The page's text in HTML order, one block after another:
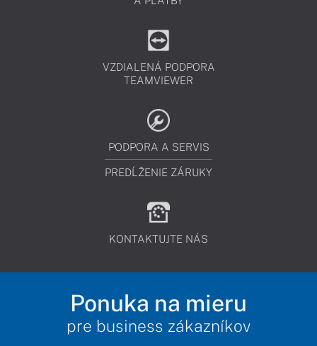
VZDIALENÁ PODPORA
TEAMVIEWER
PODPORA A SERVIS
PREDĹŽENIE ZÁRUKY
KONTAKTUJTE NÁS
Ponuka na mieru
pre business zákazníkov